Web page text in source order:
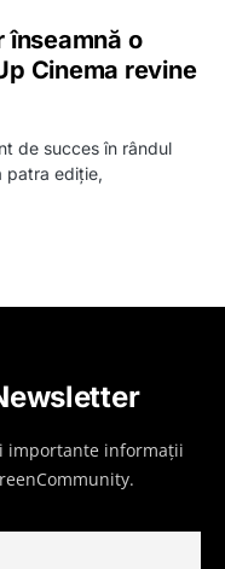
înseamnă o
Cinema revine
de succes în rândul
patra ediție,
importante informații